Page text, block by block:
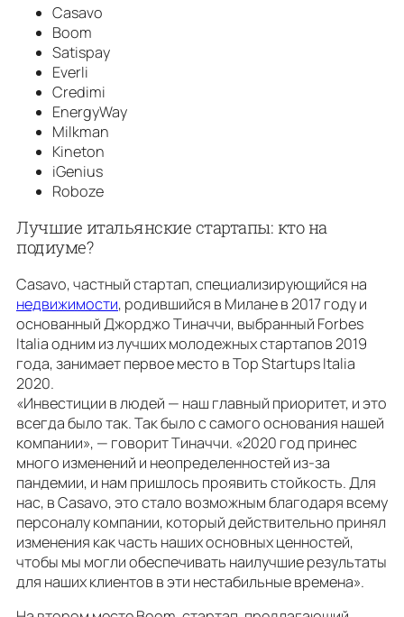
Casavo
Boom
Satispay
Everli
Credimi
EnergyWay
Milkman
Kineton
iGenius
Roboze
Лучшие итальянские стартапы: кто на
подиуме?
Casavo, частный стартап, специализирующийся на
недвижимости, родившийся в Милане в 2017 году и
основанный Джорджо Тиначчи, выбранный Forbes
Italia одним из лучших молодежных стартапов 2019
года, занимает первое место в Top Startups Italia
2020.
«Инвестиции в людей — наш главный приоритет, и это
всегда было так. Так было с самого основания нашей
компании», — говорит Тиначчи. «2020 год принес
много изменений и неопределенностей из-за
пандемии, и нам пришлось проявить стойкость. Для
нас, в Casavo, это стало возможным благодаря всему
персоналу компании, который действительно принял
изменения как часть наших основных ценностей,
чтобы мы могли обеспечивать наилучшие результаты
для наших клиентов в эти нестабильные времена».